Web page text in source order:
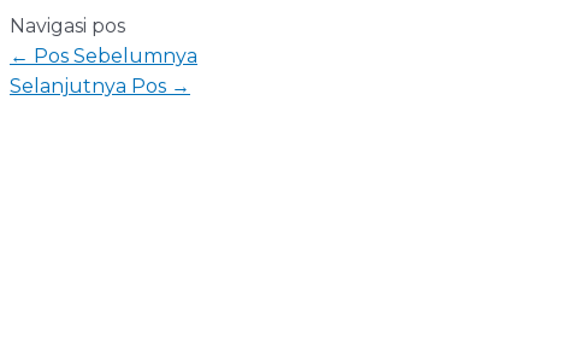
Navigasi pos
← Pos Sebelumnya
Selanjutnya Pos →